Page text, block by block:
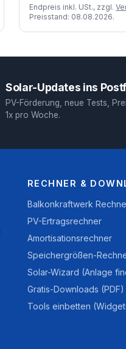
Endpreis inkl. USt., zzgl.
Preisstand: 08.08.2026.
Solar-Updates ins
PV-Förderung, neue Tests,
1x pro Woche.
RECHNER &
Balkonkraftwerk
PV-Ertragsrechner
Amortisationsrechner
Speichergrößen-
Solar-Wizard (Anlage
Gratis-Downloads (PDF)
Tools einbetten